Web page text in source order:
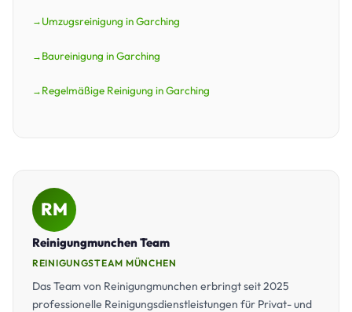
Umzugsreinigung in Garching
Baureinigung in Garching
Regelmäßige Reinigung in Garching
RM
Reinigungmunchen Team
REINIGUNGSTEAM MÜNCHEN
Das Team von Reinigungmunchen erbringt seit 2025
professionelle Reinigungsdienstleistungen für Privat- und